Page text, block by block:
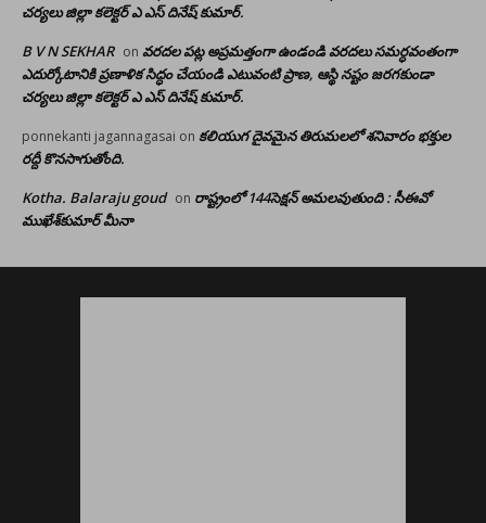
చర్యలు జిల్లా కలెక్టర్ ఎ ఎస్ దినేష్ కుమార్.
B V N SEKHAR on వరదల పట్ల అప్రమత్తంగా ఉండండి వరదలు సమర్ధవంతంగా
ఎదుర్కోటానికి ప్రణాళిక సిద్ధం చేయండి ఎటువంటి ప్రాణ, ఆస్థి నష్టం జరగకుండా
చర్యలు జిల్లా కలెక్టర్ ఎ ఎస్ దినేష్ కుమార్.
ponnekanti jagannagasai on కలియుగ దైవమైన తిరుమలలో శనివారం భక్తుల
రద్దీ కొనసాగుతోంది.
Kotha. Balaraju goud on రాష్ట్రంలో 144సెక్షన్ అమలవుతుంది : సీఈవో
ముఖేశ్‌కుమార్‌ మీనా